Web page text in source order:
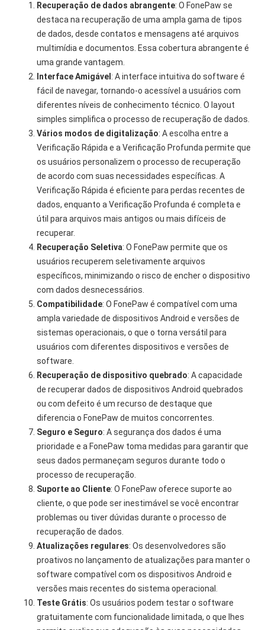
Recuperação de dados abrangente: O FonePaw se
destaca na recuperação de uma ampla gama de tipos
de dados, desde contatos e mensagens até arquivos
multimídia e documentos. Essa cobertura abrangente é
uma grande vantagem.
Interface Amigável : A interface intuitiva do software é
fácil de navegar, tornando-o acessível a usuários com
diferentes níveis de conhecimento técnico. O layout
simples simplifica o processo de recuperação de dados.
Vários modos de digitalização: A escolha entre a
Verificação Rápida e a Verificação Profunda permite que
os usuários personalizem o processo de recuperação
de acordo com suas necessidades específicas. A
Verificação Rápida é eficiente para perdas recentes de
dados, enquanto a Verificação Profunda é completa e
útil para arquivos mais antigos ou mais difíceis de
recuperar.
Recuperação Seletiva: O FonePaw permite que os
usuários recuperem seletivamente arquivos
específicos, minimizando o risco de encher o dispositivo
com dados desnecessários.
Compatibilidade: O FonePaw é compatível com uma
ampla variedade de dispositivos Android e versões de
sistemas operacionais, o que o torna versátil para
usuários com diferentes dispositivos e versões de
software.
Recuperação de dispositivo quebrado: A capacidade
de recuperar dados de dispositivos Android quebrados
ou com defeito é um recurso de destaque que
diferencia o FonePaw de muitos concorrentes.
Seguro e Seguro: A segurança dos dados é uma
prioridade e a FonePaw toma medidas para garantir que
seus dados permaneçam seguros durante todo o
processo de recuperação.
Suporte ao Cliente: O FonePaw oferece suporte ao
cliente, o que pode ser inestimável se você encontrar
problemas ou tiver dúvidas durante o processo de
recuperação de dados.
Atualizações regulares: Os desenvolvedores são
proativos no lançamento de atualizações para manter o
software compatível com os dispositivos Android e
versões mais recentes do sistema operacional.
Teste Grátis: Os usuários podem testar o software
gratuitamente com funcionalidade limitada, o que lhes